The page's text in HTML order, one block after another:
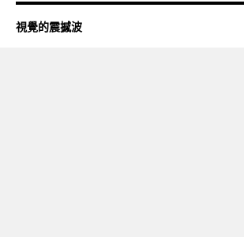
視覺的震撼波